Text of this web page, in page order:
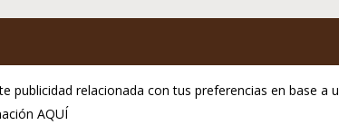
relacionada con tus preferencias en base a
AQUÍ